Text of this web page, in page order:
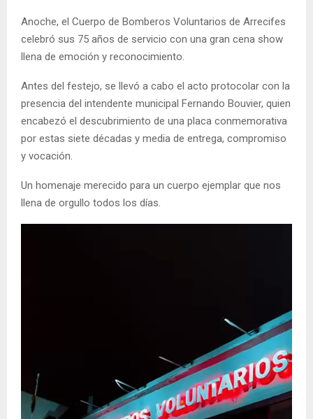
Anoche, el Cuerpo de Bomberos Voluntarios de Arrecifes
celebró sus 75 años de servicio con una gran cena show
llena de emoción y reconocimiento.
Antes del festejo, se llevó a cabo el acto protocolar con la
presencia del intendente municipal Fernando Bouvier, quien
encabezó el descubrimiento de una placa conmemorativa
por estas siete décadas y media de entrega, compromiso
y vocación.
Un homenaje merecido para un cuerpo ejemplar que nos
llena de orgullo todos los días.
o